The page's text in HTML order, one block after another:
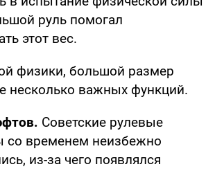
руль помогал
этот вес.
физики, большой размер
несколько важных функций.
Советские рулевые
со временем неизбежно
из-за чего появлялся